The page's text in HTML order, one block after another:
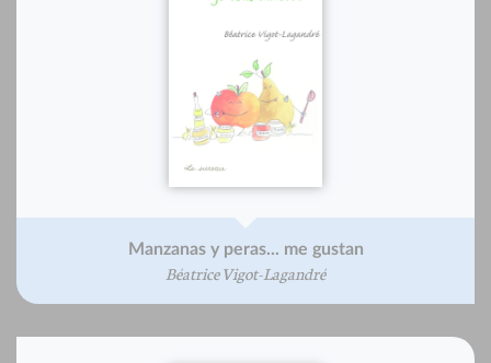
Manzanas y peras... me gustan
Béatrice Vigot-Lagandré